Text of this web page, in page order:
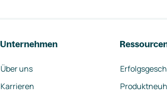
Unternehmen
Über uns
Karrieren